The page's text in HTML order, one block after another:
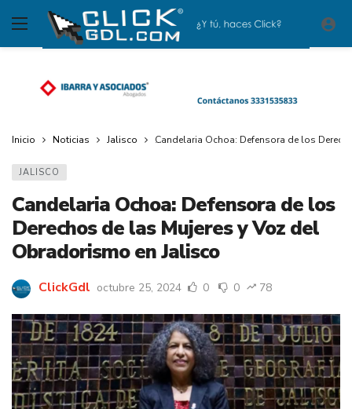
Inicio Noticias Jalisco Candelaria Ochoa: Defensora de los
JALISCO
Candelaria Ochoa: Defensora de los
Derechos de las Mujeres y Voz del
Obradorismo en Jalisco
ClickGdl octubre 25, 2024 0 0 78